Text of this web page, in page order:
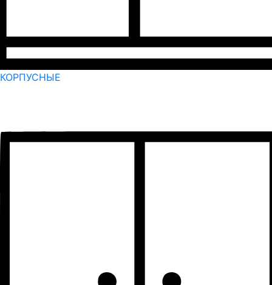
КОРПУСНЫЕ